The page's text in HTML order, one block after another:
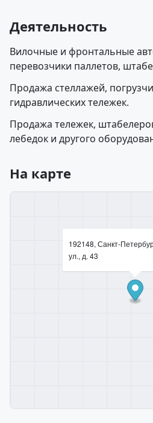
Деятельность
Вилочные и фронтальные
перевозчики паллетов,
Продажа стеллажей,
гидравлических тележек.
Продажа тележек,
лебедок и другого
На карте
192148, Санкт-
ул., д. 43